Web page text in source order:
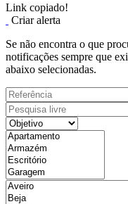
Link copiado!
Criar alerta
Se não encontra o que
notificações sempre que
abaixo selecionadas.